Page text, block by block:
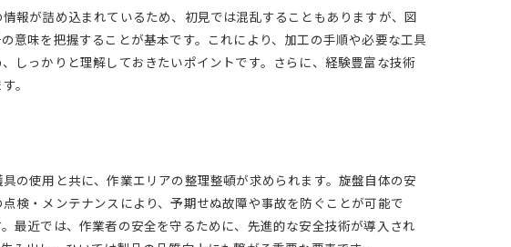
報が詰め込まれているため、初見では混乱することもありますが、図
意味を把握することが基本です。これにより、加工の手順や必要な工具
しっかりと理解しておきたいポイントです。さらに、経験豊富な技術
。
の使用と共に、作業エリアの整理整頓が求められます。旋盤自体の安
検・メンテナンスにより、予期せぬ故障や事故を防ぐことが可能で
最近では、作業者の安全を守るために、先進的な安全技術が導入され